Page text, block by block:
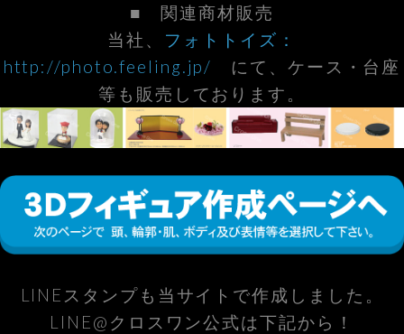
■ 関連商材販売
当社、 フォトトイズ：
http://photo.feeling.jp/ にて、ケース・台座
等も販売しております。
LINEスタンプも当サイトで作成しました。
LINE@クロスワン公式は下記から！